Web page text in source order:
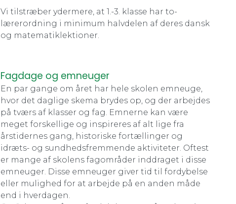
Vi tilstræber ydermere, at 1.-3. klasse har to-
lærerordning i minimum halvdelen af deres dansk
og matematiklektioner.
Fagdage og emneuger
En par gange om året har hele skolen emneuge,
hvor det daglige skema brydes op, og der arbejdes
på tværs af klasser og fag. Emnerne kan være
meget forskellige og inspireres af alt lige fra
årstidernes gang, historiske fortællinger og
idræts- og sundhedsfremmende aktiviteter. Oftest
er mange af skolens fagområder inddraget i disse
emneuger. Disse emneuger giver tid til fordybelse
eller mulighed for at arbejde på en anden måde
end i hverdagen.